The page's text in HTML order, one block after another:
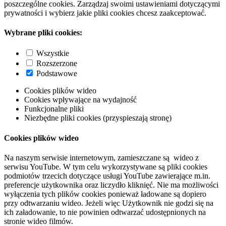
poszczególne cookies. Zarządzaj swoimi ustawieniami dotyczącymi
prywatności i wybierz jakie pliki cookies chcesz zaakceptować.
Wybrane pliki cookies:
Wszystkie
Rozszerzone
Podstawowe
Cookies plików wideo
Cookies wpływające na wydajność
Funkcjonalne pliki
Niezbędne pliki cookies (przyspieszają stronę)
Cookies plików wideo
Na naszym serwisie internetowym, zamieszczane są wideo z
serwisu YouTube. W tym celu wykorzystywane są pliki cookies
podmiotów trzecich dotyczące usługi YouTube zawierające m.in.
preferencje użytkownika oraz liczydło kliknięć. Nie ma możliwości
wyłączenia tych plików cookies ponieważ ładowane są dopiero
przy odtwarzaniu wideo. Jeżeli więc Użytkownik nie godzi się na
ich załadowanie, to nie powinien odtwarzać udostępnionych na
stronie wideo filmów.